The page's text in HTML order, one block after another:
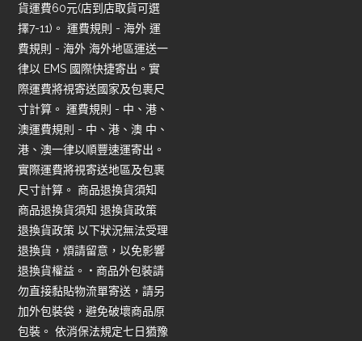
貨運費60元(店到店取貨可選
擇7-11)。 運費規則 - 海外 運
費規則 - 海外 海外地區運送一
律以 EMS 國際快捷寄出。實
際運費將視寄送國家及包裹尺
寸計算。 運費規則 - 中、港、
澳運費規則 - 中、港、澳 中、
港、澳一律以順豐速運寄出。
實際運費將視寄送地區及包裹
尺寸計算。 商品退換貨須知
商品退換貨須知 退換貨政策
退換貨政策 以下狀況無法受理
退換貨，煩請留意，以免影響
退換貨權益。 • 商品外包裝請
勿直接黏貼物流單寄送，請另
加外包裝袋，避免破壞商品原
包裝。 依消保法規定七日猶豫